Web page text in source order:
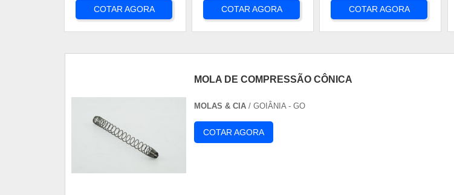
COTAR AGORA COTAR AGORA COTAR AGORA
MOLA DE COMPRESSÃO CÔNICA
MOLAS & CIA / GOIÂNIA - GO
COTAR AGORA